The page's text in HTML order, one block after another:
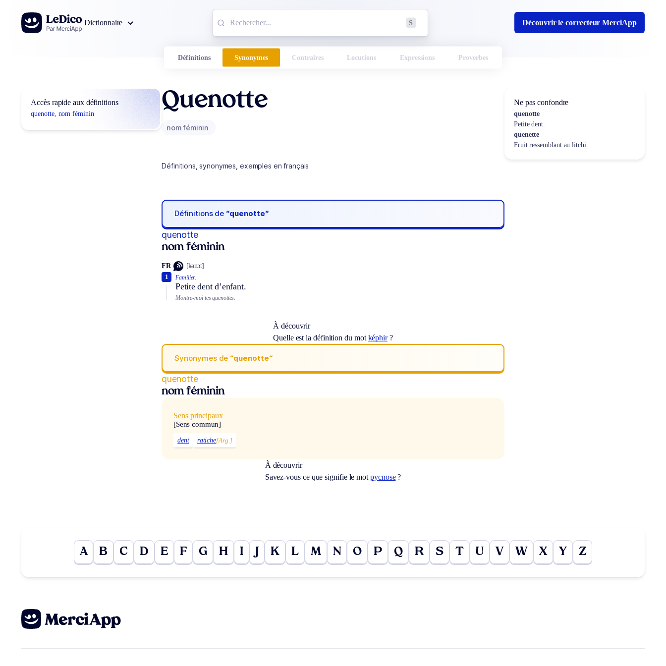
Aller au contenu
Dictionnaire
S Découvrir le correcteur MerciApp
Définitions Synonymes Contraires Locutions Expressions Proverbes
Accès rapide aux définitions
quenotte, nom féminin
Quenotte
nom féminin
Définitions, synonymes, exemples en français
Définitions de “quenotte“
quenotte
nom féminin
FR [kənɔt]
Familier.
Petite dent d’enfant.
1
Montre-moi tes quenottes.
À découvrir
Quelle est la définition du mot képhir?
Synonymes de “quenotte“
quenotte
nom féminin
Sens principaux
[Sens commun]
dent ratiche[Arg.]
À découvrir
Savez-vous ce que signifie le mot pycnose?
Ne pas confondre
quenotte
Petite dent.
quenette
Fruit ressemblant au litchi.
A B C D E F G H I J K L M N O P Q R S T U V W X Y Z